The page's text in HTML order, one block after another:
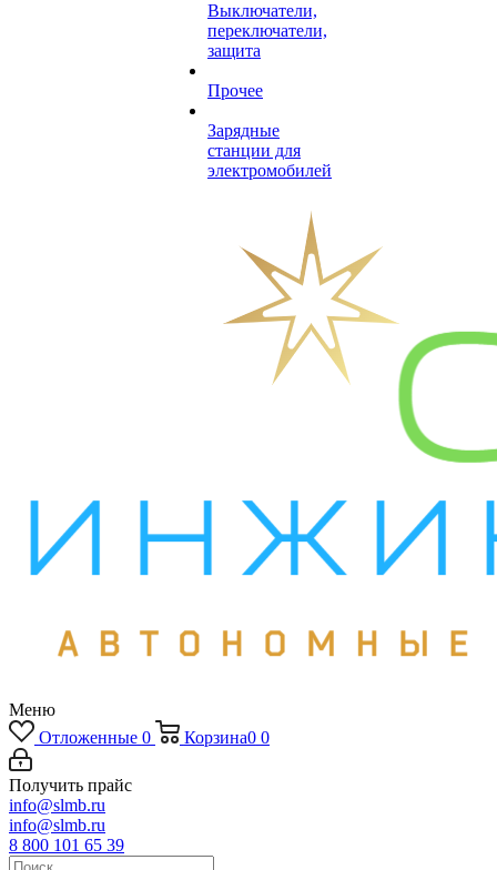
Выключатели,
переключатели,
защита
Прочее
Зарядные
станции для
электромобилей
Меню
Отложенные 0 Корзина0 0
Получить прайс
info@slmb.ru
info@slmb.ru
8 800 101 65 39